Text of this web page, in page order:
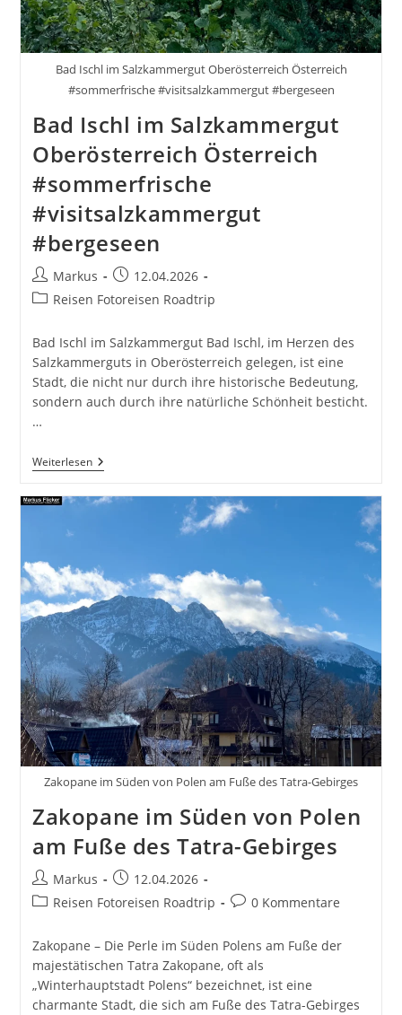
Bad Ischl im Salzkammergut Oberösterreich Österreich
#sommerfrische #visitsalzkammergut #bergeseen
Bad Ischl im Salzkammergut
Oberösterreich Österreich
#sommerfrische
#visitsalzkammergut
#bergeseen
Beitrags-
Autor:
Markus
Beitrag
veröffentlicht:
12.04.2026
Beitrags-
Reisen Fotoreisen Roadtrip
Bad Ischl im Salzkammergut Bad Ischl, im Herzen des
Salzkammerguts in Oberösterreich gelegen, ist eine
Stadt, die nicht nur durch ihre historische Bedeutung,
sondern auch durch ihre natürliche Schönheit besticht.
…
WeiterlesenBad
Ischl
Salzkammergut
Oberösterreich
#visitsalzkammergut
#bergeseen
Zakopane im Süden von Polen am Fuße des Tatra-Gebirges
Zakopane im Süden von Polen
am Fuße des Tatra-Gebirges
Beitrags-
Autor:
Markus
Beitrag
veröffentlicht:
12.04.2026
Beitrags-
Reisen Fotoreisen Roadtrip
Beitrags-
0 Kommentare
Zakopane – Die Perle im Süden Polens am Fuße der
majestätischen Tatra Zakopane, oft als
„Winterhauptstadt Polens“ bezeichnet, ist eine
charmante Stadt, die sich am Fuße des Tatra-Gebirges